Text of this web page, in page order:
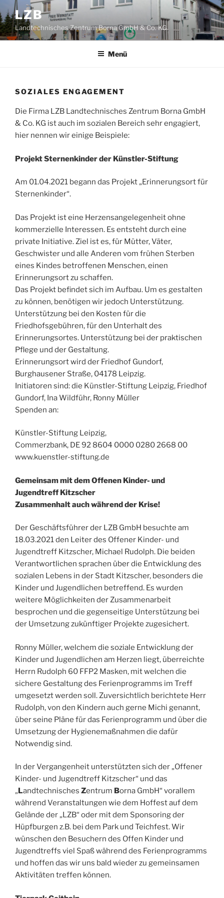
Zum
Inhalt
springen
LZB
Landtechnisches Zentrum Borna GmbH & Co. KG
Menü
SOZIALES ENGAGEMENT
Die Firma LZB Landtechnisches Zentrum Borna GmbH
& Co. KG ist auch im sozialen Bereich sehr engagiert,
hier nennen wir einige Beispiele:
Projekt Sternenkinder der Künstler-Stiftung
Am 01.04.2021 begann das Projekt „Erinnerungsort für
Sternenkinder“.
Das Projekt ist eine Herzensangelegenheit ohne
kommerzielle Interessen. Es entsteht durch eine
private Initiative. Ziel ist es, für Mütter, Väter,
Geschwister und alle Anderen vom frühen Sterben
eines Kindes betroffenen Menschen, einen
Erinnerungsort zu schaffen.
Das Projekt befindet sich im Aufbau. Um es gestalten
zu können, benötigen wir jedoch Unterstützung.
Unterstützung bei den Kosten für die
Friedhofsgebühren, für den Unterhalt des
Erinnerungsortes. Unterstützung bei der praktischen
Pflege und der Gestaltung.
Erinnerungsort wird der Friedhof Gundorf,
Burghausener Straße, 04178 Leipzig.
Initiatoren sind: die Künstler-Stiftung Leipzig, Friedhof
Gundorf, Ina Wildführ, Ronny Müller
Spenden an:
Künstler-Stiftung Leipzig,
Commerzbank, DE 92 8604 0000 0280 2668 00
www.kuenstler-stiftung.de
Gemeinsam mit dem Offenen Kinder- und
Jugendtreff Kitzscher
Zusammenhalt auch während der Krise!
Der Geschäftsführer der LZB GmbH besuchte am
18.03.2021 den Leiter des Offener Kinder- und
Jugendtreff Kitzscher, Michael Rudolph. Die beiden
Verantwortlichen sprachen über die Entwicklung des
sozialen Lebens in der Stadt Kitzscher, besonders die
Kinder und Jugendlichen betreffend. Es wurden
weitere Möglichkeiten der Zusammenarbeit
besprochen und die gegenseitige Unterstützung bei
der Umsetzung zukünftiger Projekte zugesichert.
Ronny Müller, welchem die soziale Entwicklung der
Kinder und Jugendlichen am Herzen liegt, überreichte
Herrn Rudolph 60 FFP2 Masken, mit welchen die
sichere Gestaltung des Ferienprogramms im Treff
umgesetzt werden soll. Zuversichtlich berichtete Herr
Rudolph, von den Kindern auch gerne Michi genannt,
über seine Pläne für das Ferienprogramm und über die
Umsetzung der Hygienemaßnahmen die dafür
Notwendig sind.
In der Vergangenheit unterstützten sich der „Offener
Kinder- und Jugendtreff Kitzscher“ und das
„Landtechnisches Zentrum Borna GmbH“ vorallem
während Veranstaltungen wie dem Hoffest auf dem
Gelände der „LZB“ oder mit dem Sponsoring der
Hüpfburgen z.B. bei dem Park und Teichfest. Wir
wünschen den Besuchern des Offen Kinder und
Jugendtreffs viel Spaß während des Ferienprogramms
und hoffen das wir uns bald wieder zu gemeinsamen
Aktivitäten treffen können.